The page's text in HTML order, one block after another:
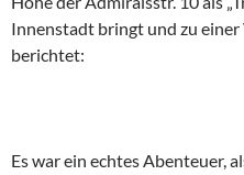
Innenstadt bringt und zu
berichtet:
Es war ein echtes Abenteuer,